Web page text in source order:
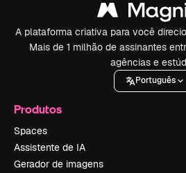
A plataforma criativa para você
Mais de 1 milhão de assinantes
agências e
Português
Produtos
Spaces
Assistente de IA
Gerador de imagens